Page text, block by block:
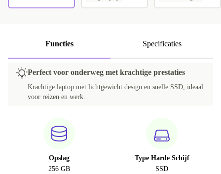
Functies Specificaties
Perfect voor onderweg met krachtige prestaties
Krachtige laptop met lichtgewicht design en snelle SSD, ideaal
voor reizen en werk.
Opslag
256 GB
Type Harde Schijf
SSD